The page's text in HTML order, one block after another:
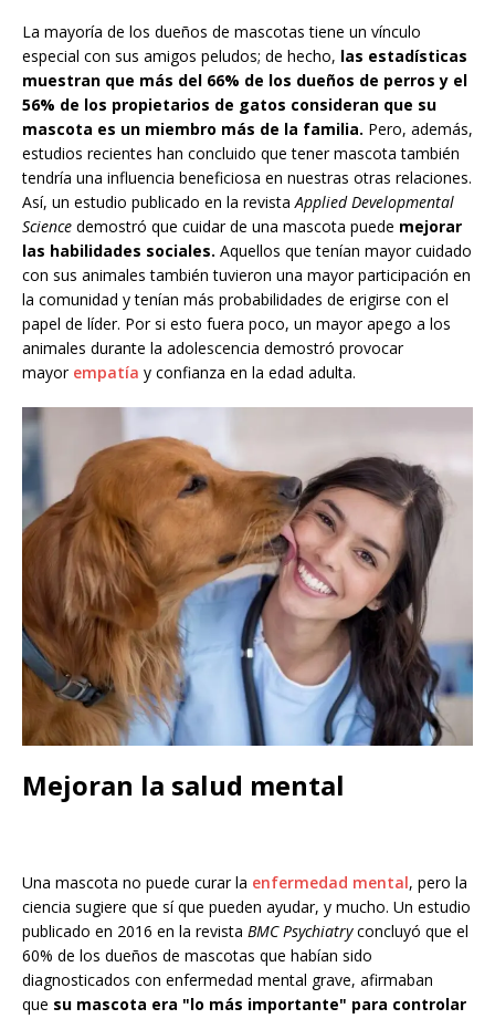
La mayoría de los dueños de mascotas tiene un vínculo
especial con sus amigos peludos; de hecho, las estadísticas
muestran que más del 66% de los dueños de perros y el
56% de los propietarios de gatos consideran que su
mascota es un miembro más de la familia. Pero, además,
estudios recientes han concluido que tener mascota también
tendría una influencia beneficiosa en nuestras otras relaciones.
Así, un estudio publicado en la revistaApplied Developmental
Science demostró que cuidar de una mascota puede mejorar
las habilidades sociales. Aquellos que tenían mayor cuidado
con sus animales también tuvieron una mayor participación en
la comunidad y tenían más probabilidades de erigirse con el
papel de líder. Por si esto fuera poco, un mayor apego a los
animales durante la adolescencia demostró provocar
mayor empatía y confianza en la edad adulta.
Mejoran la salud mental
Una mascota no puede curar la enfermedad mental, pero la
ciencia sugiere que sí que pueden ayudar, y mucho. Un estudio
publicado en 2016 en la revista BMC Psychiatryconcluyó que el
60% de los dueños de mascotas que habían sido
diagnosticados con enfermedad mental grave, afirmaban
que su mascota era "lo más importante" para controlar